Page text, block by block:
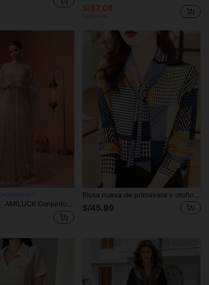
S/87.08
Estimado
AMILUCK Conjunto Elegante de 2 Piezas para Mujer con Bata Holgada de Manga Murciélago, Capa Interior Elástica, Lentejuelas y Perlas Pesadas de Alta Gama, Formal para Noche de Otoño
Blusa nueva de primavera y otoño para mujer, camisa con cuello en V y decoración de cinta, blusa de manga larga con estampado digital asimétrico para otoño
S/45.99